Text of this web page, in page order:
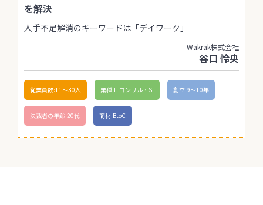
を解決
人手不足解消のキーワードは「デイワーク」
Wakrak株式会社
谷口 怜央
従業員数:11〜30人 業種:ITコンサル・SI 創立:9〜10年
決裁者の年齢:20代 商材:BtoC